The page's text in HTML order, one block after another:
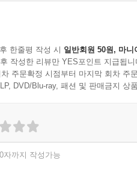
한줄평 작성 시 일반회원 50원, 마니
작성한 리뷰만 YES포인트 지급됩니
주문확정 시점부터 마지막 회차 주
DVD/Blu-ray, 패션 및 판매금지 상
자까지 작성가능